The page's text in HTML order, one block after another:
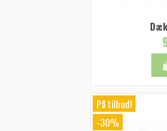
På tilbud!
-30%